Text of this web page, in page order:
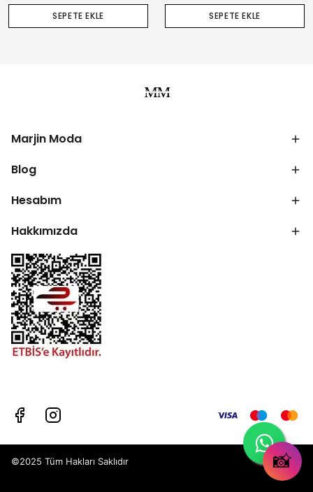
SEPETE EKLE SEPETE EKLE
Marjin Moda
Blog
Hesabım
Hakkımızda
©2025 Tüm Hakları Saklıdır 📸